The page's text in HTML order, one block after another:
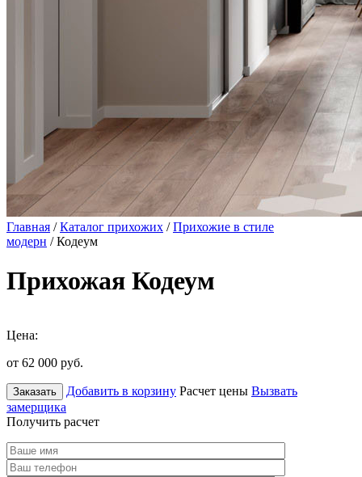
Главная /Каталог прихожих /Прихожие в стиле
модерн / Кодеум
Прихожая Кодеум
Цена:
от 62 000 руб.
Заказать Добавить в корзину Расчет цены Вызвать
замерщика
Получить расчет